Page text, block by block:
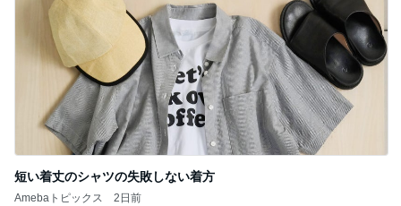
短い着丈のシャツの失敗しない着方
Amebaトピックス 2日前